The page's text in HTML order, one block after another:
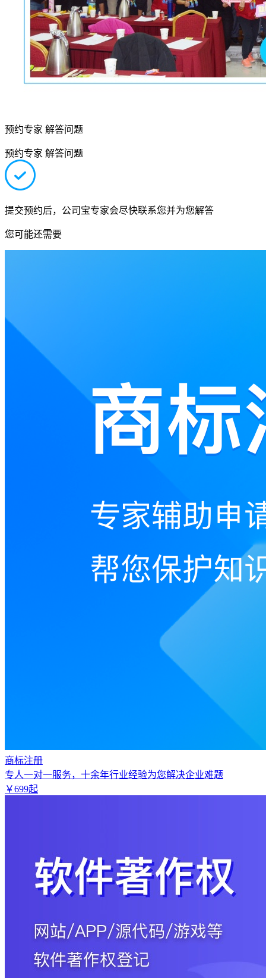
预约专家 解答问题
预约专家 解答问题
提交预约后，公司宝专家会尽快联系您并为您解答
您可能还需要
商标注册
专人一对一服务，十余年行业经验为您解决企业难题
￥699起